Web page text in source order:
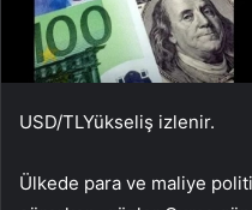
USD/TLYükseliş izlenir.
Ülkede para ve maliye